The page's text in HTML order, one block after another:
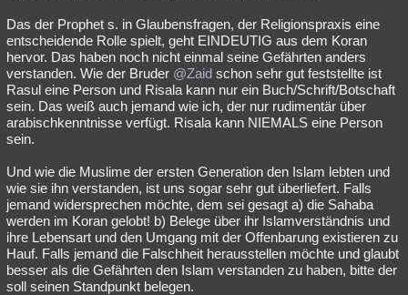
Das der Prophet s. in Glaubensfragen, der Religionspraxis eine
entscheidende Rolle spielt, geht EINDEUTIG aus dem Koran
hervor. Das haben noch nicht einmal seine Gefährten anders
verstanden. Wie der Bruder @Zaid schon sehr gut feststellte ist
Rasul eine Person und Risala kann nur ein Buch/Schrift/Botschaft
sein. Das weiß auch jemand wie ich, der nur rudimentär über
arabischkenntnisse verfügt. Risala kann NIEMALS eine Person
sein.
Und wie die Muslime der ersten Generation den Islam lebten und
wie sie ihn verstanden, ist uns sogar sehr gut überliefert. Falls
jemand widersprechen möchte, dem sei gesagt a) die Sahaba
werden im Koran gelobt! b) Belege über ihr Islamverständnis und
ihre Lebensart und den Umgang mit der Offenbarung existieren zu
Hauf. Falls jemand die Falschheit herausstellen möchte und glaubt
besser als die Gefährten den Islam verstanden zu haben, bitte der
soll seinen Standpunkt belegen.